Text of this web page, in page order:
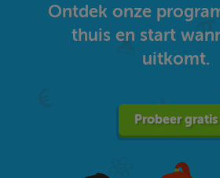
Ontdek onze
thuis en start
uitkomt.
Probeer gratis